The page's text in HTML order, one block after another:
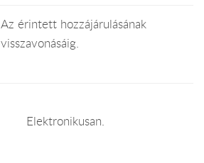
Az érintett hozzájárulásának
visszavonásáig.
Elektronikusan.